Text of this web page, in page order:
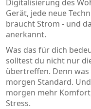
Digitalisierung des
Gerät, jede neue
braucht Strom - und
anerkannt.
Was das für dich
solltest du nicht nur
übertreffen. Denn was
morgen Standard.
morgen mehr
Stress.